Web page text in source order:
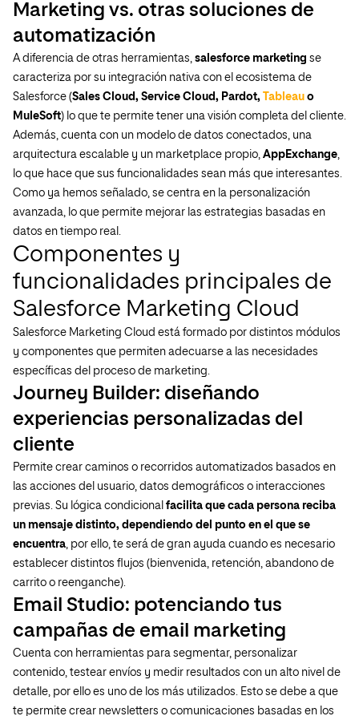
Marketing vs. otras soluciones de
automatización
A diferencia de otras herramientas, salesforce marketing se
caracteriza por su integración nativa con el ecosistema de
Salesforce (Sales Cloud, Service Cloud, Pardot, Tableau o
MuleSoft) lo que te permite tener una visión completa del cliente.
Además, cuenta con un modelo de datos conectados, una
arquitectura escalable y un marketplace propio, AppExchange,
lo que hace que sus funcionalidades sean más que interesantes.
Como ya hemos señalado, se centra en la personalización
avanzada, lo que permite mejorar las estrategias basadas en
datos en tiempo real.
Componentes y
funcionalidades principales de
Salesforce Marketing Cloud
Salesforce Marketing Cloud está formado por distintos módulos
y componentes que permiten adecuarse a las necesidades
específicas del proceso de marketing.
Journey Builder: diseñando
experiencias personalizadas del
cliente
Permite crear caminos o recorridos automatizados basados en
las acciones del usuario, datos demográficos o interacciones
previas. Su lógica condicional facilita que cada persona reciba
un mensaje distinto, dependiendo del punto en el que se
encuentra, por ello, te será de gran ayuda cuando es necesario
establecer distintos flujos (bienvenida, retención, abandono de
carrito o reenganche).
Email Studio: potenciando tus
campañas de email marketing
Cuenta con herramientas para segmentar, personalizar
contenido, testear envíos y medir resultados con un alto nivel de
detalle, por ello es uno de los más utilizados. Esto se debe a que
te permite crear newsletters o comunicaciones basadas en los